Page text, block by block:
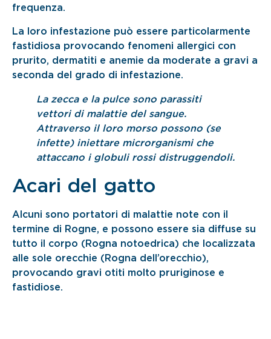
frequenza.
La loro infestazione può essere particolarmente
fastidiosa provocando fenomeni allergici con
prurito, dermatiti e anemie da moderate a gravi a
seconda del grado di infestazione.
La zecca e la pulce sono parassiti
vettori di malattie del sangue.
Attraverso il loro morso possono (se
infette) iniettare microrganismi che
attaccano i globuli rossi distruggendoli.
Acari del gatto
Alcuni sono portatori di malattie note con il
termine di Rogne, e possono essere sia diffuse su
tutto il corpo (Rogna notoedrica) che localizzata
alle sole orecchie (Rogna dell’orecchio),
provocando gravi otiti molto pruriginose e
fastidiose.